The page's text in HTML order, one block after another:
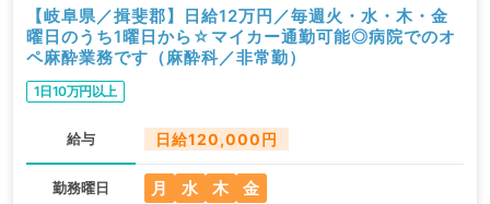
【岐阜県／揖斐郡】日給12万円／毎週火・水・木・金
曜日のうち1曜日から☆マイカー通勤可能◎病院でのオ
ペ麻酔業務です（麻酔科／非常勤）
1日10万円以上
給与 日給120,000円
勤務曜日 月 水 木 金